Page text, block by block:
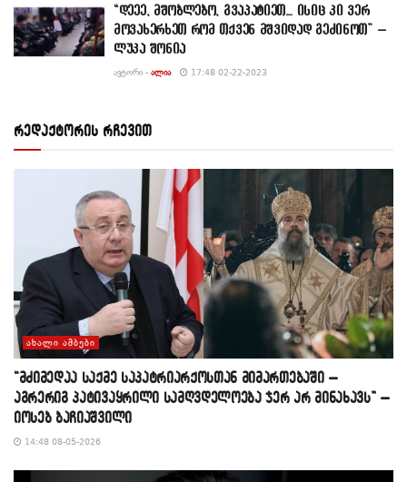
“დეეე, მშობლებო, გვაპატიეთ… ისიც კი ვერ
მოვახერხეთ რომ თქვენ მშვიდად გეძინოთ” –
ლუკა შონია
ᲐᲕᲢᲝᲠᲘ - ᲐᲚᲘᲐ 17:48 02-22-2023
რედაქტორის რჩევით
ᲐᲮᲐᲚᲘ ᲐᲛᲑᲔᲑᲘ
“მძიმედაა საქმე საპატრიარქოსთან მიმართებაში –
აგრერიგ პატივაყრილი სამღვდელოება ჯერ არ მინახავს” –
იოსებ ბაჩიაშვილი
14:48 08-05-2026